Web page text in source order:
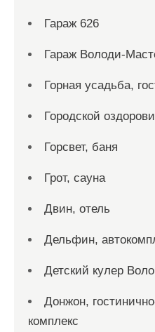
Гараж 626
Гараж Володи-
Горная усадьба,
Городской
Горсвет, баня
Грот, сауна
Двин, отель
Дельфин,
Детский кулер
Донжон,
комплекс